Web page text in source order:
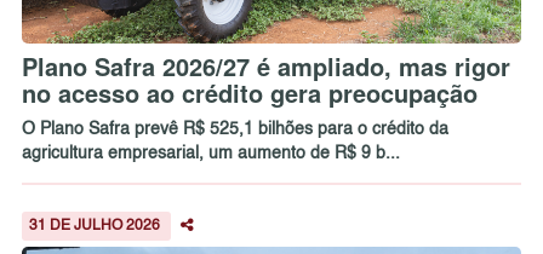
Plano Safra 2026/27 é ampliado, mas rigor
no acesso ao crédito gera preocupação
O Plano Safra prevê R$ 525,1 bilhões para o crédito da
agricultura empresarial, um aumento de R$ 9 b...
31 DE JULHO 2026